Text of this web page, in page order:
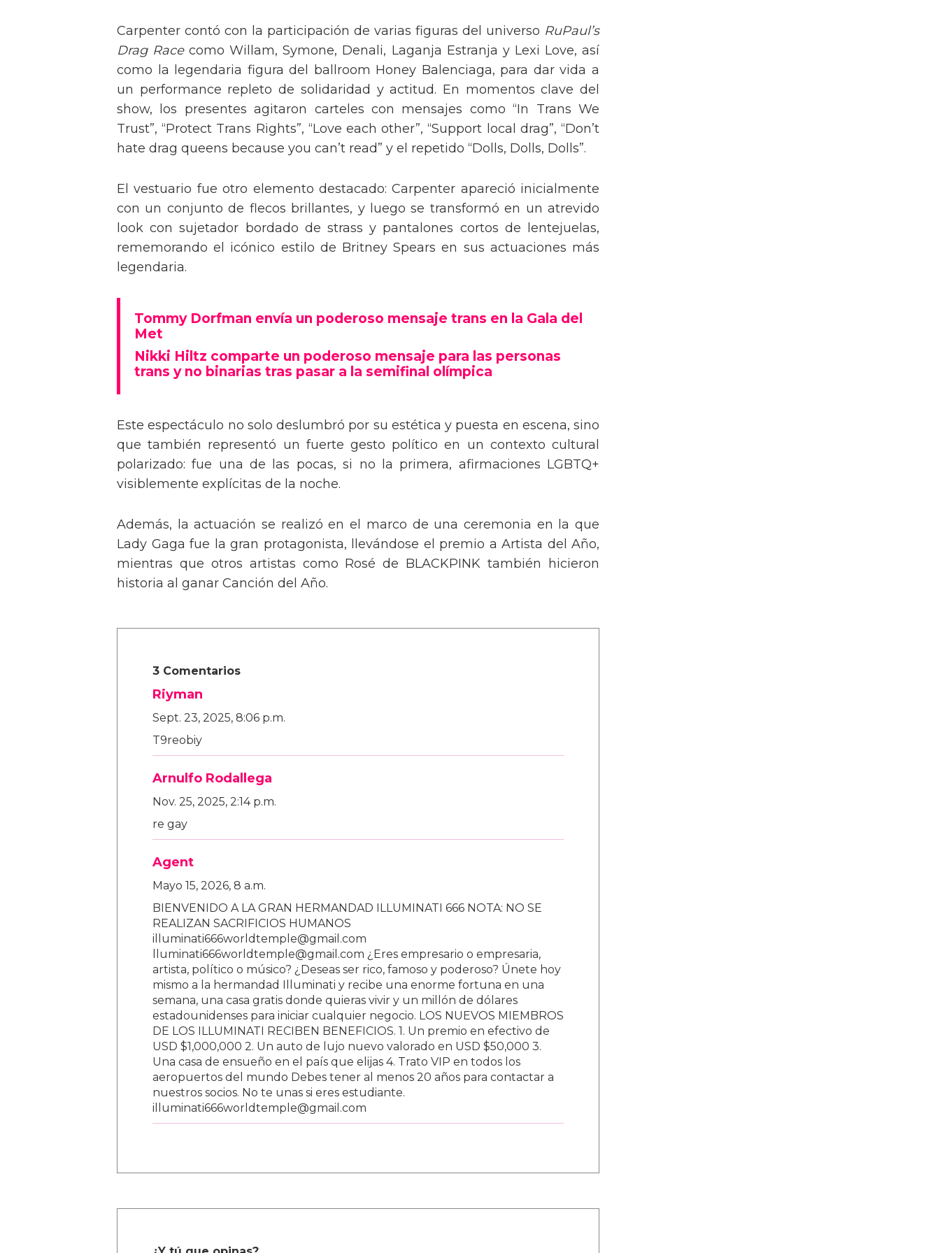
Carpenter contó con la participación de varias figuras del universo RuPaul’s
Drag Racecomo Willam, Symone, Denali, Laganja Estranja y Lexi Love, así
como la legendaria figura del ballroom Honey Balenciaga, para dar vida a
un performance repleto de solidaridad y actitud. En momentos clave del
show, los presentes agitaron carteles con mensajes como “In Trans We
Trust”, “Protect Trans Rights”, “Love each other”, “Support local drag”, “Don’t
hate drag queens because you can’t read” y el repetido “Dolls, Dolls, Dolls”.
El vestuario fue otro elemento destacado: Carpenter apareció inicialmente
con un conjunto de flecos brillantes, y luego se transformó en un atrevido
look con sujetador bordado de strass y pantalones cortos de lentejuelas,
rememorando el icónico estilo de Britney Spears en sus actuaciones más
legendaria.
Tommy Dorfman envía un poderoso mensaje trans en la Gala del
Met
Nikki Hiltz comparte un poderoso mensaje para las personas
trans y no binarias tras pasar a la semifinal olímpica
Este espectáculo no solo deslumbró por su estética y puesta en escena, sino
que también representó un fuerte gesto político en un contexto cultural
polarizado: fue una de las pocas, si no la primera, afirmaciones LGBTQ+
visiblemente explícitas de la noche.
Además, la actuación se realizó en el marco de una ceremonia en la que
Lady Gaga fue la gran protagonista, llevándose el premio a Artista del Año,
mientras que otros artistas como Rosé de BLACKPINK también hicieron
historia al ganar Canción del Año.
3 Comentarios
Riyman
Sept. 23, 2025, 8:06 p.m.
T9reobiy
Arnulfo Rodallega
Nov. 25, 2025, 2:14 p.m.
re gay
Agent
Mayo 15, 2026, 8 a.m.
BIENVENIDO A LA GRAN HERMANDAD ILLUMINATI 666 NOTA: NO SE
REALIZAN SACRIFICIOS HUMANOS
illuminati666worldtemple@gmail.com
lluminati666worldtemple@gmail.com ¿Eres empresario o empresaria,
artista, político o músico? ¿Deseas ser rico, famoso y poderoso? Únete hoy
mismo a la hermandad Illuminati y recibe una enorme fortuna en una
semana, una casa gratis donde quieras vivir y un millón de dólares
estadounidenses para iniciar cualquier negocio. LOS NUEVOS MIEMBROS
DE LOS ILLUMINATI RECIBEN BENEFICIOS. 1. Un premio en efectivo de
USD $1,000,000 2. Un auto de lujo nuevo valorado en USD $50,000 3.
Una casa de ensueño en el país que elijas 4. Trato VIP en todos los
aeropuertos del mundo Debes tener al menos 20 años para contactar a
nuestros socios. No te unas si eres estudiante.
illuminati666worldtemple@gmail.com